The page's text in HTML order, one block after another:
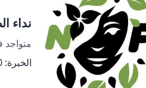
نداء
متواجد
الخبرة: 20 سنة